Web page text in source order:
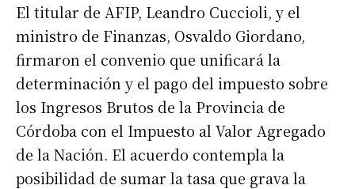
El titular de AFIP, Leandro Cuccioli, y el
ministro de Finanzas, Osvaldo Giordano,
firmaron el convenio que unificará la
determinación y el pago del impuesto sobre
los Ingresos Brutos de la Provincia de
Córdoba con el Impuesto al Valor Agregado
de la Nación. El acuerdo contempla la
posibilidad de sumar la tasa que grava la